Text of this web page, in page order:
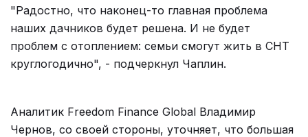
"Радостно, что наконец-то главная проблема
наших дачников будет решена. И не будет
проблем с отоплением: семьи смогут жить в СНТ
круглогодично", - подчеркнул Чаплин.
Аналитик Freedom Finance Global Владимир
Чернов, со своей стороны, уточняет, что большая